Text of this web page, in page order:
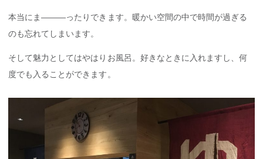
本当にま———ったりできます。暖かい空間の中で時間が過ぎる
のも忘れてしまいます。
そして魅力としてはやはりお風呂。好きなときに入れますし、何
度でも入ることができます。